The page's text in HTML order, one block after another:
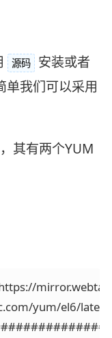
源码 安装或者
单我们可以采用
其有两个YUM
yum/el6/